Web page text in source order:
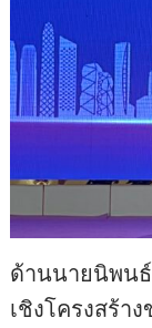
ด้านนายนิพน
เชิงโครงสร้า